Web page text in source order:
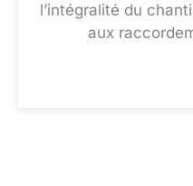
l’intégralité du
aux